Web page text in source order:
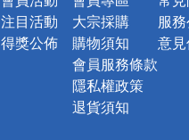
注目活動
得獎公佈
大宗採購
購物須知
會員服務條款
隱私權政策
退貨須知
服
意